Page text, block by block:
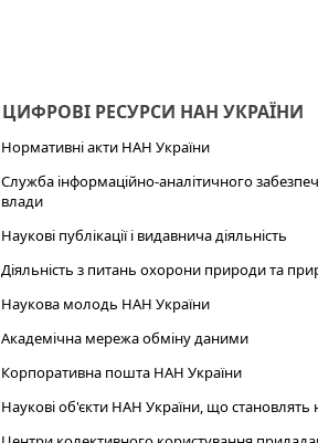
ЦИФРОВІ РЕСУРСИ НАН УКРАЇНИ
Нормативні акти НАН України
Служба інформаційно-аналітичного
влади
Наукові публікації і видавнича діяльність
Діяльність з питань охорони природи та
Наукова молодь НАН України
Академічна мережа обміну даними
Корпоративна пошта НАН України
Наукові об'єкти НАН України, що становлять